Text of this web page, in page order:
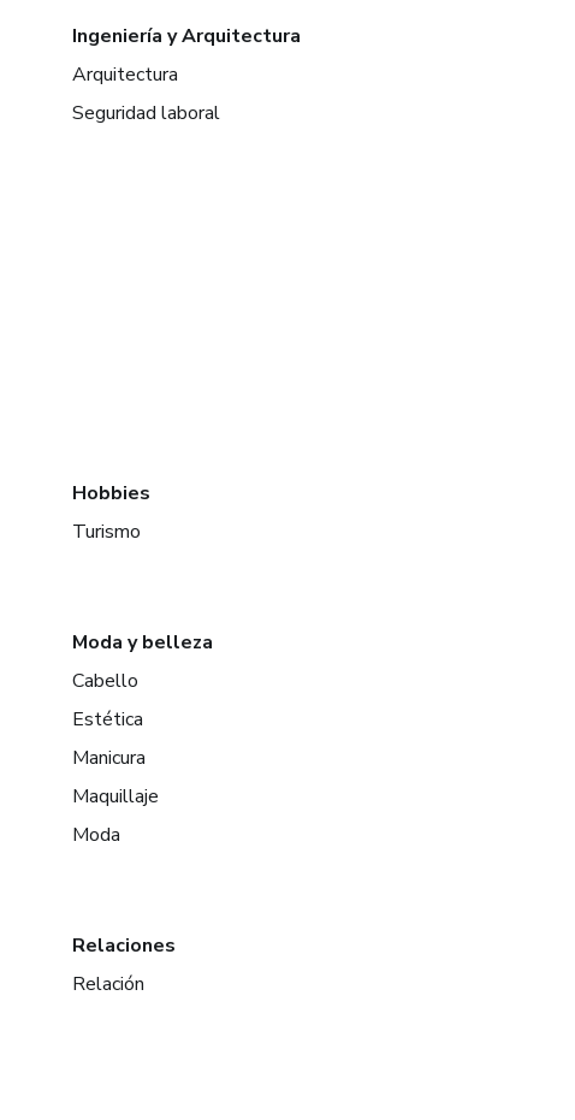
Ingeniería y Arquitectura
Arquitectura
Seguridad laboral
Hobbies
Turismo
Moda y belleza
Cabello
Estética
Manicura
Maquillaje
Moda
Relaciones
Relación